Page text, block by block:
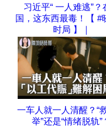
习近平“ 一人难逃”？
国，这东西最毒！【 #
时局 】｜
一车人就一人清醒？“
举”还是“情绪脱轨”